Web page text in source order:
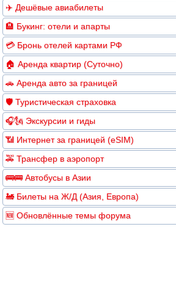
✈️ Дешёвые авиабилеты
🏨 Букинг: отели и апарты
💳 Бронь отелей картами РФ
🏠 Аренда квартир (Суточно)
🚗 Аренда авто за границей
🛡️ Туристическая страховка
🎧🗽 Экскурсии и гиды
📶 Интернет за границей (eSIM)
🚕 Трансфер в аэропорт
🚌🚌 Автобусы в Азии
🚂 Билеты на Ж/Д (Азия, Европа)
🆕 Обновлённые темы форума